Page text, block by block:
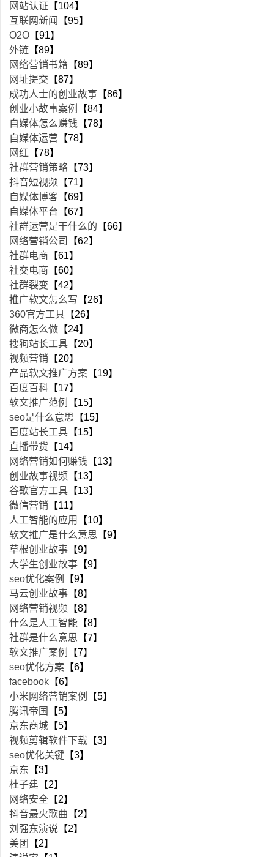
网站认证 【104】
互联网新闻
【95】
O2O 【91】
外链 【89】
网络营销书籍 【89】
网址提交 【87】
成功人士的创业故事 【86】
创业小故事案例
【84】
自媒体怎么赚钱 【78】
自媒体运营 【78】
网红 【78】
社群营销策略 【73】
抖音短视频 【71】
自媒体博客 【69】
自媒体平台 【67】
社群运营是干什么的 【66】
网络营销公司
【62】
社群电商 【61】
社交电商 【60】
社群裂变 【42】
推广软文怎么写 【26】
360官方工具 【26】
微商怎么做 【24】
搜狗站长工具 【20】
视频营销 【20】
产品软文推广方案 【19】
百度百科 【17】
软文推广范例
【15】
seo是什么意思 【15】
百度站长工具 【15】
直播带货 【14】
网络营销如何赚钱 【13】
创业故事视频 【13】
谷歌官方工具 【13】
微信营销 【11】
人工智能的应用
【10】
软文推广是什么意思 【9】
草根创业故事 【9】
大学生创业故事 【9】
seo优化案例
【9】
马云创业故事 【8】
网络营销视频 【8】
什么是人工智能 【8】
社群是什么意思 【7】
软文推广案例
【7】
seo优化方案 【6】
facebook 【6】
小米网络营销案例
【5】
腾讯帝国
【5】
京东商城 【5】
视频剪辑软件下载 【3】
seo优化关键 【3】
京东 【3】
杜子建 【2】
网络安全 【2】
抖音最火歌曲 【2】
刘强东演说 【2】
美团
【2】